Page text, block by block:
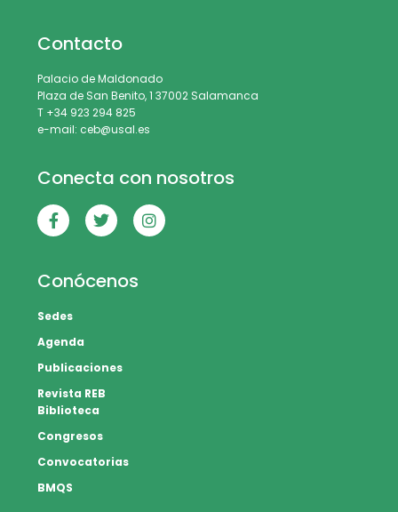
Contacto
Palacio de Maldonado
Plaza de San Benito, 1 37002 Salamanca
T +34 923 294 825
e-mail: ceb@usal.es
Conecta con nosotros
Conócenos
Sedes
Agenda
Publicaciones
Revista REB
Biblioteca
Congresos
Convocatorias
BMQS